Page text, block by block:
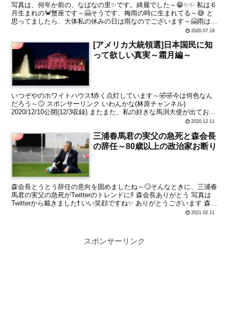
写真は、何年か前の、なばなの里✨です。綺麗でした～😁✨✨ 私は６
月生まれの🦀蟹座です～🤗そうです、梅雨の時に生まれてる～😅 と
思ってましたら、大体私の休みの日は雨なのでございます～🤗雨は好
きなので、いいんですけど～👊😆🎵 雨女～🤗いやいや、...
2020.07.18
CIA
[アメリカ大統領選]日本国民に知
って欲しい真実～霜月編～
いつぞやのホワイトハウス❗赤く点灯しています～🤣🤣今は何色なん
だろう～🙄 スポンサーリンク いわんかな(林原チャンネル)
2020/12/10公開(12/3収録) またまた、私の好きな馬渕大使が出ており
2020.12.11
CIA
三浦春馬君の実父の急死と森会長
の辞任～80歳以上の政治家お断り
森会長とうとう辞任の意向を固めましたね～🙄そんなときに、三浦春
馬君の実父の急死がTwitterのトレンドに‼️ 森会長ありがとう 写真は
Twitterから戴きました❗ いい笑顔ですね✨ ありがとうございます 森会
2021.02.11
スポンサーリンク